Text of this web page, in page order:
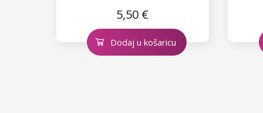
5,50 €
Dodaj u košaricu